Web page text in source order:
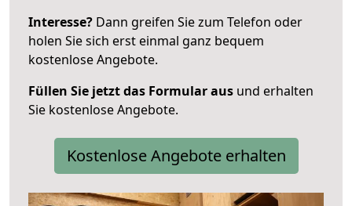
Interesse? Dann greifen Sie zum Telefon oder
holen Sie sich erst einmal ganz bequem
kostenlose Angebote.
Füllen Sie jetzt das Formular aus und erhalten
Sie kostenlose Angebote.
Kostenlose Angebote erhalten